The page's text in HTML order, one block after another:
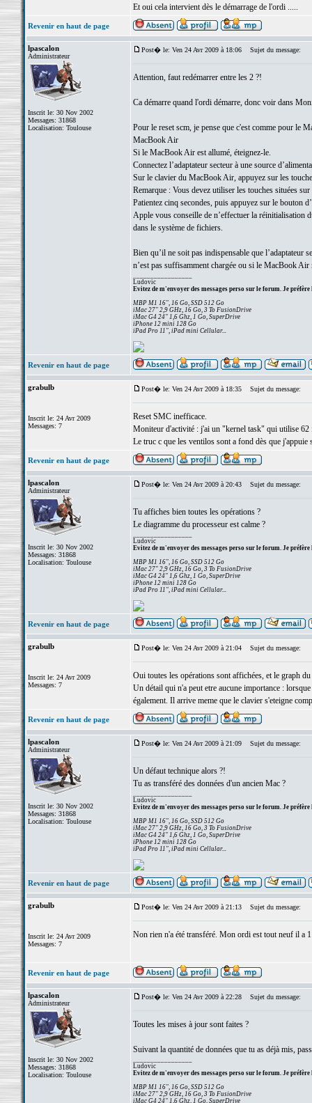
Et oui cela intervient dès le démarrage de l'ordi .....
Revenir en haut de page
lpascalon
Administrateur
Inscrit le: 30 Nov 2002
Messages: 31868
Localisation: Toulouse
Post� le: Ven 24 Avr 2009 à 18:06 Sujet du message:
Attention, faut redémarrer entre les 2 ?!
Ca démarre quand l'ordi démarre, donc voir dans
Pour le reset scm, je pense que c'est comme pour le
MacBook Air
Si le MacBook Air est allumé, éteignez-le.
Connectez l’adaptateur secteur à une source
Sur le clavier du MacBook Air, appuyez sur les
Remarque : Vous devez utiliser les touches situées
Patientez cinq secondes, puis appuyez sur le bouton
Apple vous conseille de n’effectuer la réinitialisation
dans le système de fichiers.
Bien qu’il ne soit pas indispensable que l’adaptateur
n’est pas suffisamment chargée ou si le MacBook Air
Ludovic
Evitez de m'envoyer des messages perso sur le forum. Je préfère
MBP M1 16", 16 Go, SSD 512 Go
iMac 27" 2,9 GHz, 16 Go, 3 To FusionDrive
iMac G4 24" 1,6 Ghz, 1 Go, SuperDrive
iPhone 12 mini 128 Go
iPad Pro 11", iPad mini Cellular...
Revenir en haut de page
grabulb
Inscrit le: 24 Avr 2009
Messages: 7
Post� le: Ven 24 Avr 2009 à 18:35 Sujet du message:
Reset SMC inefficace.
Moniteur d'activité : j'ai un "kernel task" qui utilise 62
Le truc c que les ventilos sont a fond dès que
Revenir en haut de page
lpascalon
Administrateur
Inscrit le: 30 Nov 2002
Messages: 31868
Localisation: Toulouse
Post� le: Ven 24 Avr 2009 à 20:43 Sujet du message:
Tu affiches bien toutes les opérations ?
Le diagramme du processeur est calme ?
Ludovic
Evitez de m'envoyer des messages perso sur le forum. Je préfère
MBP M1 16", 16 Go, SSD 512 Go
iMac 27" 2,9 GHz, 16 Go, 3 To FusionDrive
iMac G4 24" 1,6 Ghz, 1 Go, SuperDrive
iPhone 12 mini 128 Go
iPad Pro 11", iPad mini Cellular...
Revenir en haut de page
grabulb
Inscrit le: 24 Avr 2009
Messages: 7
Post� le: Ven 24 Avr 2009 à 21:04 Sujet du message:
Oui toutes les opérations sont affichées, et le graph
Un détail qui n'a peut etre aucune importance :
également. Il arrive meme que le clavier s'eteigne
Revenir en haut de page
lpascalon
Administrateur
Inscrit le: 30 Nov 2002
Messages: 31868
Localisation: Toulouse
Post� le: Ven 24 Avr 2009 à 21:09 Sujet du message:
Un défaut technique alors ?!
Tu as transféré des données d'un ancien Mac ?
Ludovic
Evitez de m'envoyer des messages perso sur le forum. Je préfère
MBP M1 16", 16 Go, SSD 512 Go
iMac 27" 2,9 GHz, 16 Go, 3 To FusionDrive
iMac G4 24" 1,6 Ghz, 1 Go, SuperDrive
iPhone 12 mini 128 Go
iPad Pro 11", iPad mini Cellular...
Revenir en haut de page
grabulb
Inscrit le: 24 Avr 2009
Messages: 7
Post� le: Ven 24 Avr 2009 à 21:13 Sujet du message:
Non rien n'a été transféré. Mon ordi est tout neuf il a
Revenir en haut de page
lpascalon
Administrateur
Inscrit le: 30 Nov 2002
Messages: 31868
Localisation: Toulouse
Post� le: Ven 24 Avr 2009 à 22:28 Sujet du message:
Toutes les mises à jour sont faites ?
Suivant la quantité de données que tu as déjà mis,
Ludovic
Evitez de m'envoyer des messages perso sur le forum. Je préfère
MBP M1 16", 16 Go, SSD 512 Go
iMac 27" 2,9 GHz, 16 Go, 3 To FusionDrive
iMac G4 24" 1,6 Ghz, 1 Go, SuperDrive